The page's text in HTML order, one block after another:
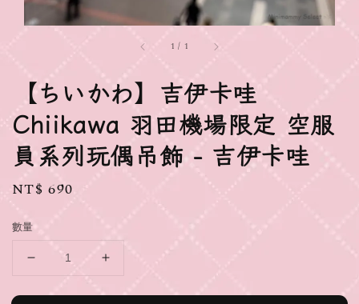
1 / 1
【ちいかわ】吉伊卡哇
Chiikawa 羽田機場限定 空服
員系列玩偶吊飾 - 吉伊卡哇
Regular
NT$ 690
數量